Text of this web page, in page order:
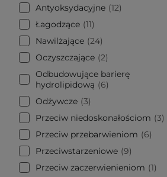
Antyoksydacyjne 12
Łagodzące 11
Nawilżające 24
Oczyszczające 2
Odbudowujące barierę
hydrolipidową
6
Odżywcze 3
Przeciw niedoskonałościom
3
Przeciw przebarwieniom
6
Przeciwstarzeniowe 9
Przeciw zaczerwienieniom
1